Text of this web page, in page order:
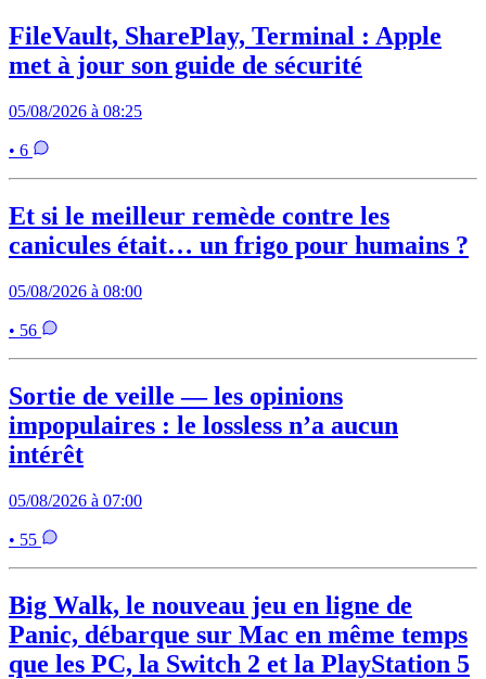
FileVault, SharePlay, Terminal : Apple
met à jour son guide de sécurité
05/08/2026 à 08:25
• 6
Et si le meilleur remède contre les
canicules était… un frigo pour humains ?
05/08/2026 à 08:00
• 56
Sortie de veille — les opinions
impopulaires : le lossless n’a aucun
intérêt
05/08/2026 à 07:00
• 55
Big Walk, le nouveau jeu en ligne de
Panic, débarque sur Mac en même temps
que les PC, la Switch 2 et la PlayStation 5